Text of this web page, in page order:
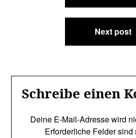
Next post
Schreibe einen
Deine E-Mail-Adresse wird
Erforderliche Felder sind